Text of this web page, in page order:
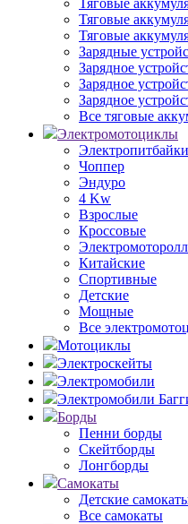
Тяговые
Тяговые
Тяговые
Зарядные
Зарядное
Зарядное
Зарядное
Все тяговые
Электромотоциклы
Электропитбайки
Чоппер
Эндуро
4 Kw
Взрослые
Кроссовые
Китайские
Спортивные
Детские
Мощные
Все
Мотоциклы
Электроскейты
Электромобили
Электромобили
Борды
Пенни борды
Скейтборды
Лонгборды
Самокаты
Детские
Все самокаты